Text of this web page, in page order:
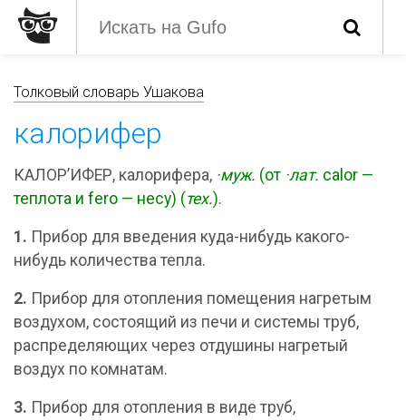
Толковый словарь Ушакова
калорифер
КАЛОР’ИФЕР, калорифера, ·муж. (от ·лат. calor —
теплота и fero — несу) (тех.).
1. Прибор для введения куда-нибудь какого-
нибудь количества тепла.
2. Прибор для отопления помещения нагретым
воздухом, состоящий из печи и системы труб,
распределяющих через отдушины нагретый
воздух по комнатам.
3. Прибор для отопления в виде труб,